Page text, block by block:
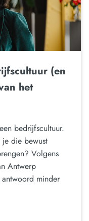
(en
het
bedrijfscultuur.
die bewust
Volgens
Antwerp
minder